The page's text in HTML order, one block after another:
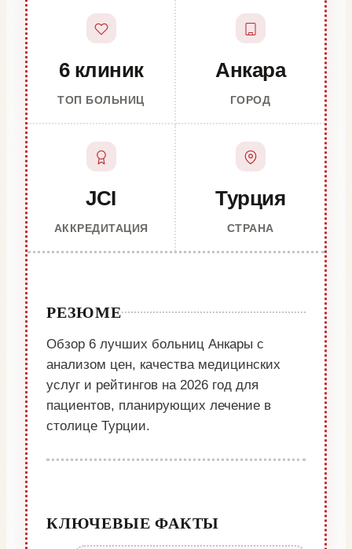
6 клиник
ТОП БОЛЬНИЦ
Анкара
ГОРОД
JCI
АККРЕДИТАЦИЯ
Турция
СТРАНА
РЕЗЮМЕ
Обзор 6 лучших больниц Анкары с
анализом цен, качества медицинских
услуг и рейтингов на 2026 год для
пациентов, планирующих лечение в
столице Турции.
КЛЮЧЕВЫЕ ФАКТЫ